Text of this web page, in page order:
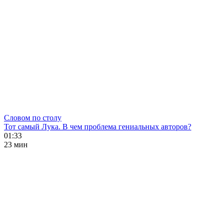
Словом по столу
Тот самый Лука. В чем проблема гениальных авторов?
01:33
23 мин